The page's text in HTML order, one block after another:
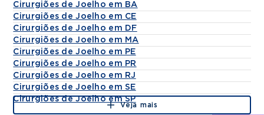
Cirurgiões de Joelho em BA
Cirurgiões de Joelho em CE
Cirurgiões de Joelho em DF
Cirurgiões de Joelho em MA
Cirurgiões de Joelho em PE
Cirurgiões de Joelho em PR
Cirurgiões de Joelho em RJ
Cirurgiões de Joelho em SE
Cirurgiões de Joelho em SP
Veja mais